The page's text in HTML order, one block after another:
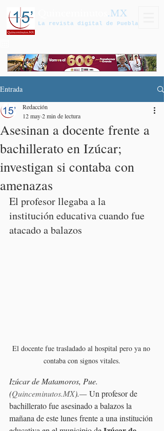
.MX
La revista digital de Puebla
Entrada
Asesinan a docente frente a
bachillerato en Izúcar;
investigan si contaba con
amenazas
Redacción
12 may2 min de lectura
El profesor llegaba a la
institución educativa cuando fue
atacado a balazos
El docente fue trasladado al hospital pero ya no
contaba con signos vitales.
Izúcar de Matamoros, Pue.
(Quinceminutos.MX).— Un profesor de
bachillerato fue asesinado a balazos la
mañana de este lunes frente a una institución